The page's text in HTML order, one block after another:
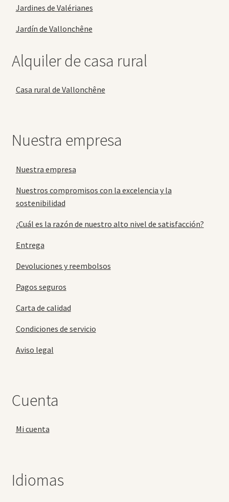
Jardines de Valérianes
Jardín de Vallonchêne
Alquiler de casa rural
Casa rural de Vallonchêne
Nuestra empresa
Nuestra empresa
Nuestros compromisos con la excelencia y la
sostenibilidad
¿Cuál es la razón de nuestro alto nivel de satisfacción?
Entrega
Devoluciones y reembolsos
Pagos seguros
Carta de calidad
Condiciones de servicio
Aviso legal
Cuenta
Mi cuenta
Idiomas